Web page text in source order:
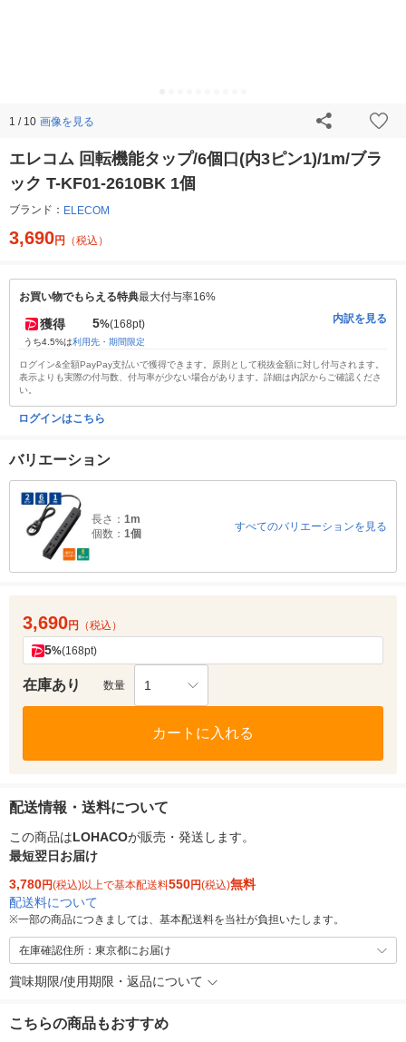
1 / 10 画像を見る
エレコム 回転機能タップ/6個口(内3ピン1)/1m/ブラ
ック T-KF01-2610BK 1個
ブランド： ELECOM
3,690円 （税込）
お買い物でもらえる特典最大付与率16%
獲得 5%(168pt)
うち4.5%は利用先・期間限定
内訳を見る
ログイン&全額PayPay支払いで獲得できます。原則として税抜金額に対し付与されます。
表示よりも実際の付与数、付与率が少ない場合があります。詳細は内訳からご確認くださ
い。
ログインはこちら
バリエーション
長さ： 1m
個数： 1個
すべてのバリエーションを見る
3,690円 （税込）
5%(168pt)
在庫あり 数量 1
カートに入れる
配送情報・送料について
この商品はLOHACOが販売・発送します。
最短翌日お届け
3,780円(税込)以上で基本配送料550円(税込)無料
配送料について
※一部の商品につきましては、基本配送料を当社が負担いたします。
在庫確認住所：東京都にお届け
賞味期限/使用期限・返品について
こちらの商品もおすすめ